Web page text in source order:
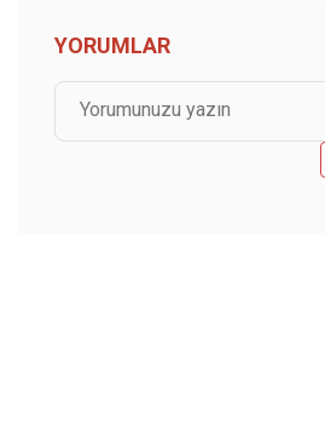
YORUMLAR